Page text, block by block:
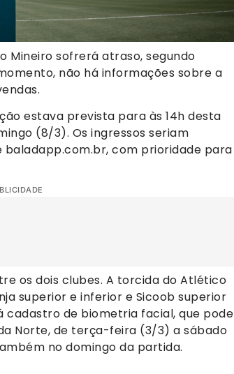
Mineiro sofrerá atraso, segundo
não há informações sobre a
estava prevista para às 14h desta
(8/3). Os ingressos seriam
baladapp.com.br, com prioridade para
os dois clubes. A torcida do Atlético
superior e inferior e Sicoob superior
cadastro de biometria facial, que pode
Norte, de terça-feira (3/3) a sábado
no domingo da partida.